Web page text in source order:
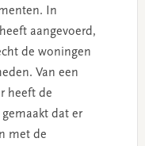
In
aangevoerd,
de woningen
Van een
heeft de
dat er
met de